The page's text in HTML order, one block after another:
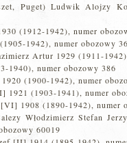
Puget) Ludwik Alojzy
(1912-1942), numer
1942), numer obozowy
Artur 1929 (1911-1942)
1940), numer obozowy 386
(1900-1942), numer
1921 (1903-1941), numer
[VI] 1908 (1890-1942), numer
Włodzimierz Stefan
60019